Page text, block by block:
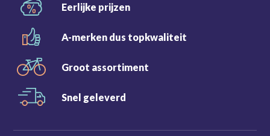
Eerlijke prijzen
A-merken dus topkwaliteit
Groot assortiment
Snel geleverd